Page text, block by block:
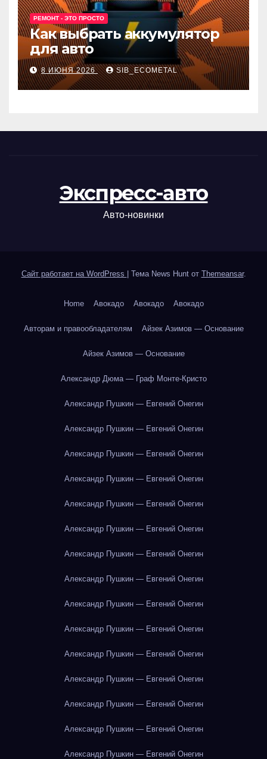
РЕМОНТ - ЭТО ПРОСТО
Как выбрать аккумулятор
для авто
8 ИЮНЯ 2026 SIB_ECOMETAL
Экспресс-авто
Авто-новинки
Сайт работает на WordPress Тема News Hunt от Themeansar.
Home Авокадо Авокадо Авокадо
Авторам и правообладателям Айзек Азимов — Основание
Айзек Азимов — Основание
Александр Дюма — Граф Монте-Кристо
Александр Пушкин — Евгений Онегин
Александр Пушкин — Евгений Онегин
Александр Пушкин — Евгений Онегин
Александр Пушкин — Евгений Онегин
Александр Пушкин — Евгений Онегин
Александр Пушкин — Евгений Онегин
Александр Пушкин — Евгений Онегин
Александр Пушкин — Евгений Онегин
Александр Пушкин — Евгений Онегин
Александр Пушкин — Евгений Онегин
Александр Пушкин — Евгений Онегин
Александр Пушкин — Евгений Онегин
Александр Пушкин — Евгений Онегин
Александр Пушкин — Евгений Онегин
Александр Пушкин — Евгений Онегин